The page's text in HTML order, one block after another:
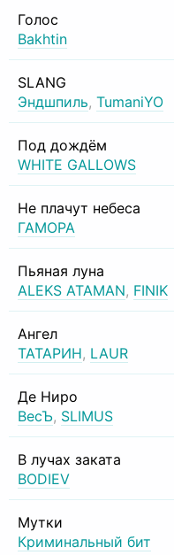
Голос
Bakhtin
SLANG
Эндшпиль, TumaniYO
Под дождём
WHITE GALLOWS
Не плачут небеса
ГАМОРА
Пьяная луна
ALEKS ATAMAN, FINIK
Ангел
ТАТАРИН, LAUR
Де Ниро
ВесЪ, SLIMUS
В лучах заката
BODIEV
Мутки
Криминальный бит